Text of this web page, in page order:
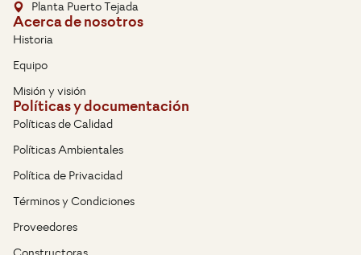
Planta Puerto Tejada
Acerca de nosotros
Historia
Equipo
Misión y visión
Políticas y documentación
Políticas de Calidad
Políticas Ambientales
Política de Privacidad
Términos y Condiciones
Proveedores